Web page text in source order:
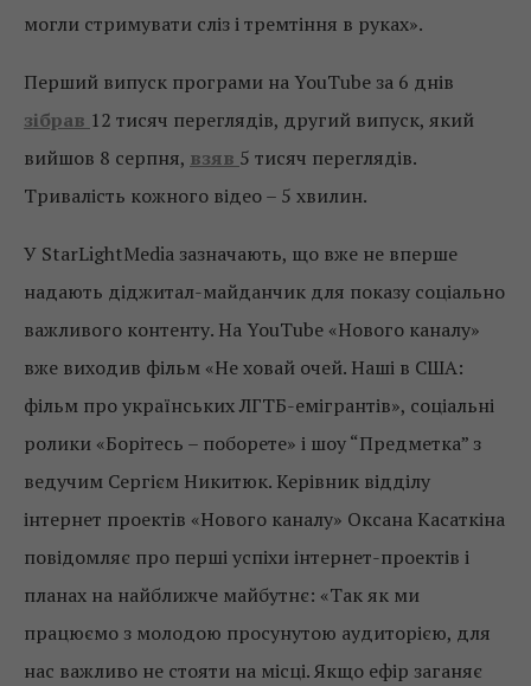
могли стримувати сліз і тремтіння в руках».
Перший випуск програми на YouTube за 6 днів
зібрав 12 тисяч переглядів, другий випуск, який
вийшов 8 серпня, взяв 5 тисяч переглядів.
Тривалість кожного відео – 5 хвилин.
У StarLightMedia зазначають, що вже не вперше
надають діджитал-майданчик для показу соціально
важливого контенту. На YouTube «Нового каналу»
вже виходив фільм «Не ховай очей. Наші в США:
фільм про українських ЛГТБ-емігрантів», соціальні
ролики «Борітесь – поборете» і шоу “Предметка” з
ведучим Сергієм Никитюк. Керівник відділу
інтернет проектів «Нового каналу» Оксана Касаткіна
повідомляє про перші успіхи інтернет-проектів і
планах на найближче майбутнє: «Так як ми
працюємо з молодою просунутою аудиторією, для
нас важливо не стояти на місці. Якщо ефір заганяє